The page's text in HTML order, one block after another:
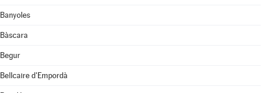
Banyoles
Bàscara
Begur
Bellcaire d'Empordà